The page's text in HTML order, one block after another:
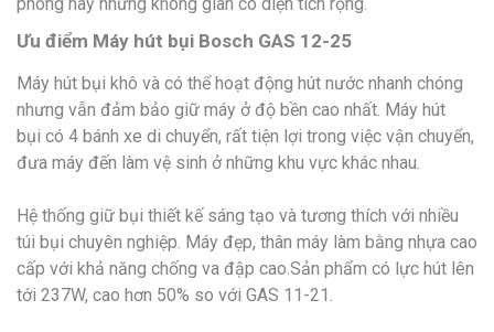
Ưu điểm Máy hút bụi Bosch GAS 12-25
Máy hút bụi khô và có thể hoạt động hút nước nhanh chóng
nhưng vẫn đảm bảo giữ máy ở độ bền cao nhất. Máy hút
bụi có 4 bánh xe di chuyển, rất tiện lợi trong việc vận chuyển,
đưa máy đến làm vệ sinh ở những khu vực khác nhau.
Hệ thống giữ bụi thiết kế sáng tạo và tương thích với nhiều
túi bụi chuyên nghiệp. Máy đẹp, thân máy làm bằng nhựa cao
cấp với khả năng chống va đập cao.Sản phẩm có lực hút lên
tới 237W, cao hơn 50% so với GAS 11-21.